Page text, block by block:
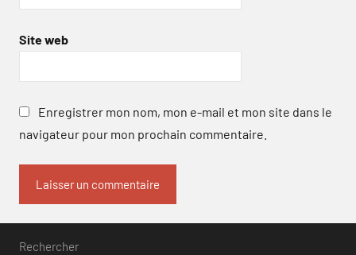
Site web
Enregistrer mon nom, mon e-mail et mon site dans le
navigateur pour mon prochain commentaire.
Rechercher